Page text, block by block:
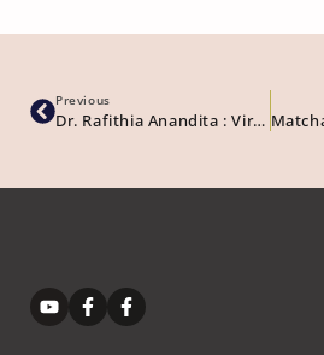
Previous
Dr. Rafithia Anandita : Viral Salmon DNA Di TikTok. Duel Rejuran Vs Vitaran Vs Nucleofill